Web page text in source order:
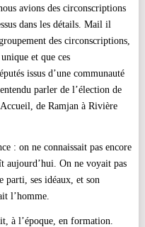
avions des circonscriptions
dans les détails. Mail il
des circonscriptions,
et que ces
issus d’une communauté
parler de l’élection de
de Ramjan à Rivière
: on ne connaissait pas encore
aujourd’hui. On ne voyait pas
parti, ses idéaux, et son
l’homme.
àl’époque, en formation.